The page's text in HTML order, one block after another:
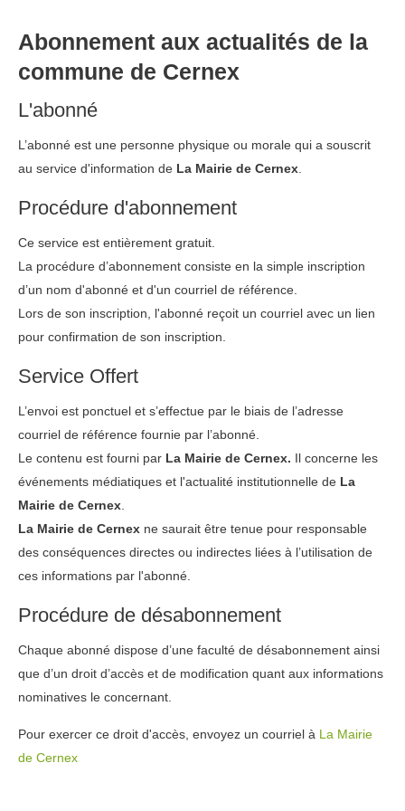
Abonnement aux actualités de la
commune de Cernex
L'abonné
L’abonné est une personne physique ou morale qui a souscrit
au service d'information de La Mairie de Cernex
Procédure d'abonnement
Ce service est entièrement gratuit.
La procédure d’abonnement consiste en la simple inscription
d’un nom d'abonné et d'un courriel de référence.
Lors de son inscription, l'abonné reçoit un courriel avec un lien
pour confirmation de son inscription.
Service Offert
L’envoi est ponctuel et s’effectue par le biais de l’adresse
courriel de référence fournie par l’abonné.
Le contenu est fourni par La Mairie de Cernex. Il concerne les
événements médiatiques et l'actualité institutionnelle de La
Mairie de Cernex
La Mairie de Cernex ne saurait être tenue pour responsable
des conséquences directes ou indirectes liées à l’utilisation de
ces informations par l'abonné.
Procédure de désabonnement
Chaque abonné dispose d’une faculté de désabonnement ainsi
que d’un droit d’accès et de modification quant aux informations
nominatives le concernant.
Pour exercer ce droit d'accès, envoyez un courriel à La Mairie
de Cernex